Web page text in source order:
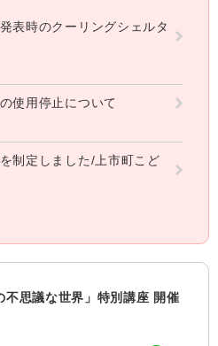
表時のクーリングシェルタ
使用停止について
制定しました/上市町こど
不思議な世界」特別講座 開催